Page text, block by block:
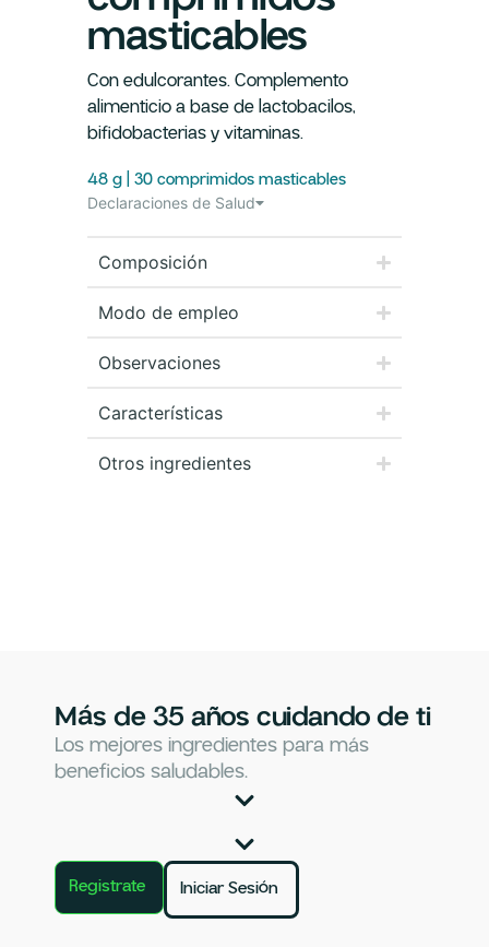
masticables
Con edulcorantes. Complemento
alimenticio a base de lactobacilos,
bifidobacterias y vitaminas.
48 g | 30 comprimidos masticables
Declaraciones de Salud
Composición
Modo de empleo
Observaciones
Características
Otros ingredientes
Más de 35 años cuidando de ti
Los mejores ingredientes para más
beneficios saludables.
Registrate Iniciar Sesión